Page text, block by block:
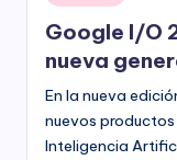
en
Google I/O
nueva
En la nueva
nuevos
Inteligencia